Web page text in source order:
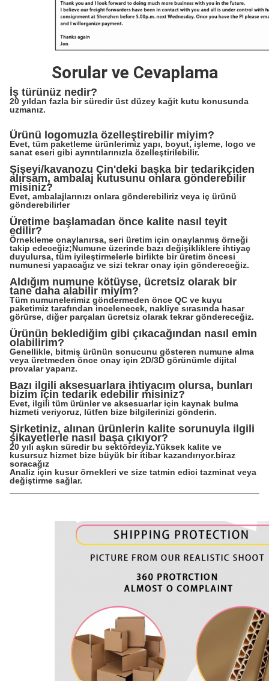
Sorular ve Cevaplama
İş türünüz nedir?
20 yıldan fazla bir süredir üst düzey kağit kutu konusunda
uzmanız.
Ürünü logomuzla özelleştirebilir miyim?
Evet, tüm paketleme ürünlerimiz yapı, boyut, işleme, logo ve
sanat eseri gibi ayrıntılarınızla özelleştirilebilir.
Şişeyi/kavanozu Çin'deki başka bir tedarikçiden
alırsam, ambalaj kutusunu onlara gönderebilir
misiniz?
Evet, ambalajlarınızı onlara gönderebiliriz veya iç ürünü
gönderebilirler
Üretime başlamadan önce kalite nasıl teyit
edilir?
Örnekleme onaylanırsa, seri üretim için onaylanmış örneği
takip edeceğiz;Numune üzerinde bazı değişikliklere ihtiyaç
duyulursa, tüm iyileştirmelerle birlikte bir üretim öncesi
numunesi yapacağız ve sizi tekrar onay için göndereceğiz.
Aldığım numune kötüyse, ücretsiz olarak bir
tane daha alabilir miyim?
Tüm numunelerimiz göndermeden önce QC ve kuyu
paketimiz tarafından incelenecek, nakliye sırasında hasar
görürse, diğer parçaları ücretsiz olarak tekrar göndereceğiz.
Ürünün beklediğim gibi çıkacağından nasıl emin
olabilirim?
Genellikle, bitmiş ürünün sonucunu gösteren numune alma
veya üretmeden önce onay için 2D/3D görünümle dijital
provalar yaparız.
Bazı ilgili aksesuarlara ihtiyacım olursa, bunları
bizim için tedarik edebilir misiniz?
Evet, ilgili tüm ürünler ve aksesuarlar için kaynak bulma
hizmeti veriyoruz, lütfen bize bilgilerinizi gönderin.
Şirketiniz, alınan ürünlerin kalite sorunuyla ilgili
şikayetlerle nasıl başa çıkıyor?
20 yılı aşkın süredir bu sektördeyiz.Yüksek kalite ve
kusursuz hizmet bize büyük bir itibar kazandırıyor.biraz
soracağız
Analiz için kusur örnekleri ve size tatmin edici tazminat veya
değiştirme sağlar.